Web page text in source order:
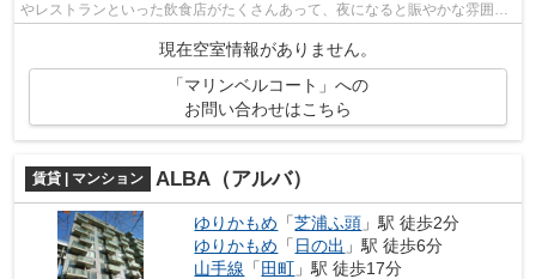
やレストランといった飲食店がたくさんあって、夜になると賑やかな雰囲気
現在空室情報がありません。
「マリンベルコート」への
お問い合わせはこちら
賃貸 | マンション ALBA（アルバ）
ゆりかもめ 「芝浦ふ頭 」駅 徒歩2分
ゆりかもめ 「日の出 」駅 徒歩6分
山手線 「田町 」駅 徒歩17分